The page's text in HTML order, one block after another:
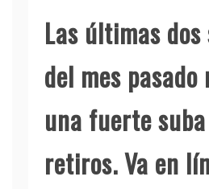
Las últimas dos
del mes
una fuerte
retiros. Va en